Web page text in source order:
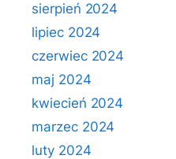
sierpień 2024
lipiec 2024
czerwiec 2024
maj 2024
kwiecień 2024
marzec 2024
luty 2024